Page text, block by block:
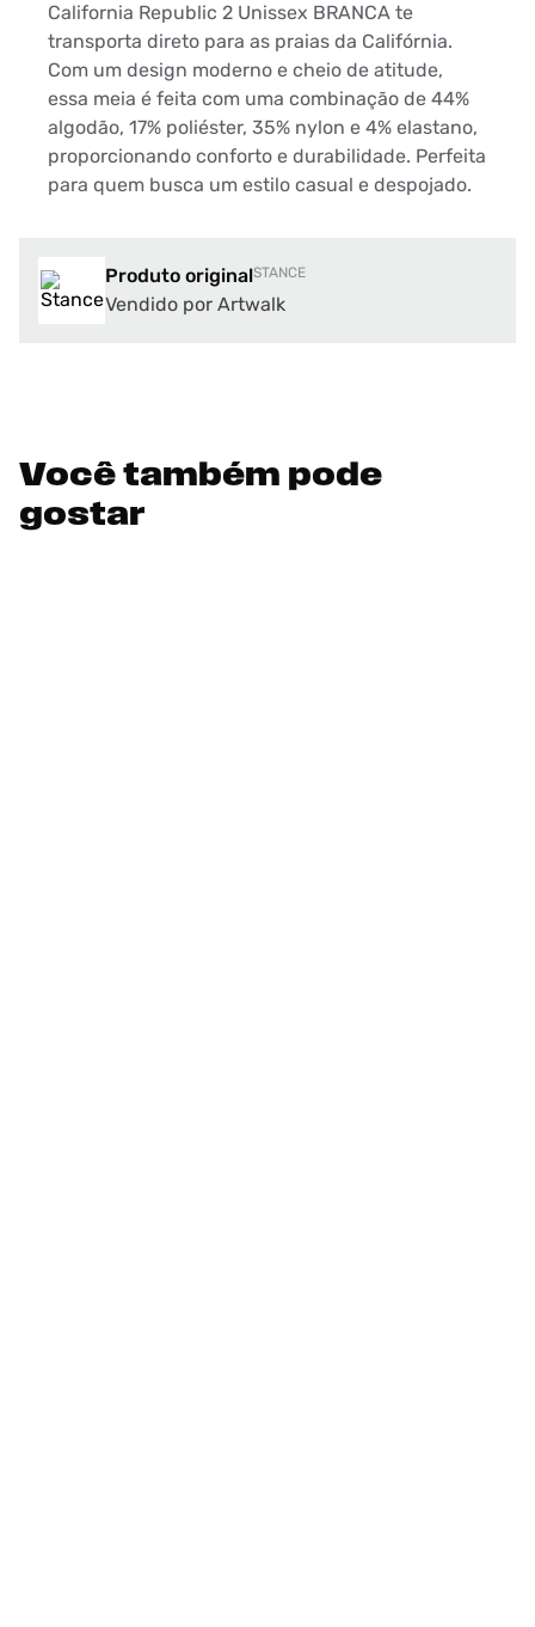
California Republic 2 Unissex BRANCA te
transporta direto para as praias da Califórnia.
Com um design moderno e cheio de atitude,
essa meia é feita com uma combinação de 44%
algodão, 17% poliéster, 35% nylon e 4% elastano,
proporcionando conforto e durabilidade. Perfeita
para quem busca um estilo casual e despojado.
Produto originalSTANCE
Vendido por Artwalk
Você também pode
gostar